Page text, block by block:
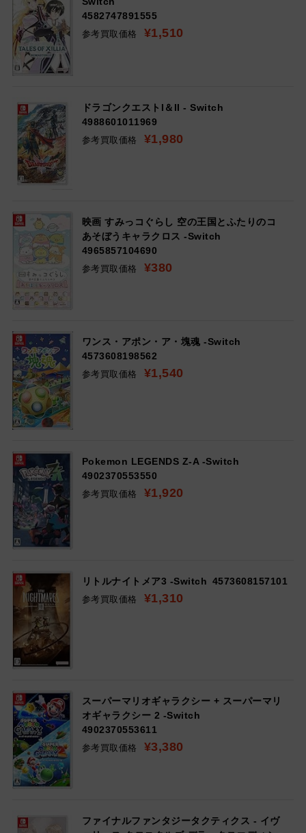
参考買取価格 ¥1,510
4582747891555
参考買取価格 ¥1,980
ドラゴンクエストI＆II - Switch
4988601011969
参考買取価格 ¥380
映画 すみっコぐらし 空の王国とふたりのコ
あそぼうキャラクロス -Switch
4965857104690
参考買取価格 ¥1,540
ワンス・アポン・ア・塊魂 -Switch
4573608198562
参考買取価格 ¥1,920
Pokemon LEGENDS Z-A -Switch
4902370553550
参考買取価格 ¥1,310
リトルナイトメア3 -Switch 4573608157101
参考買取価格 ¥3,380
スーパーマリオギャラクシー + スーパーマリ
オギャラクシー 2 -Switch
4902370553611
ファイナルファンタジータクティクス - イヴ